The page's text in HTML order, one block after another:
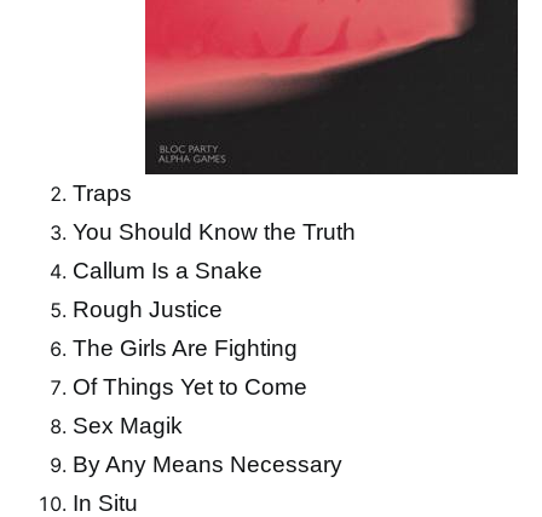
Traps
You Should Know the Truth
Callum Is a Snake
Rough Justice
The Girls Are Fighting
Of Things Yet to Come
Sex Magik
By Any Means Necessary
In Situ